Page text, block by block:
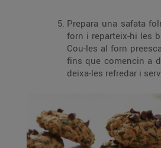
Prepara una safata
forn i reparteix-hi les boletes de xocolata.
Cou-les al forn
fins que comencin a daurar-se. Retira-les,
deixa-les refredar i